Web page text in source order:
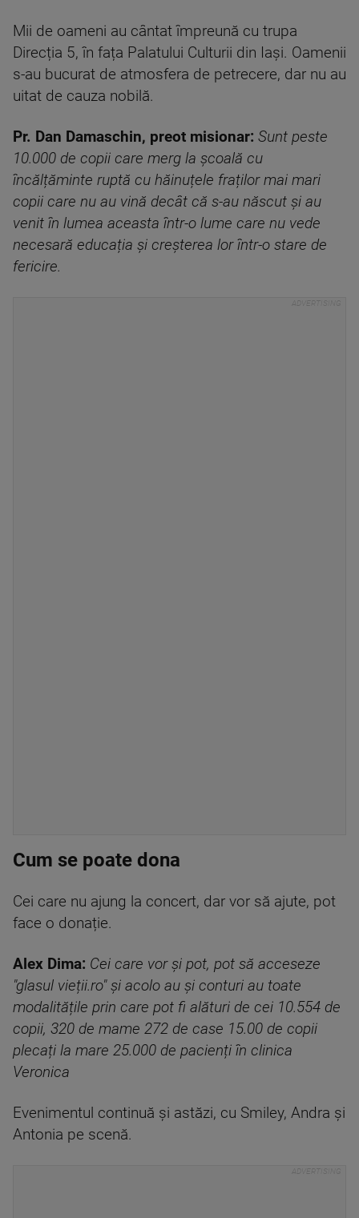
Mii de oameni au cântat împreună cu trupa
Direcția 5, în fața Palatului Culturii din Iași. Oamenii
s-au bucurat de atmosfera de petrecere, dar nu au
uitat de cauza nobilă.
Pr. Dan Damaschin, preot misionar: Sunt peste
10.000 de copii care merg la școală cu
încălțăminte ruptă cu hăinuțele fraților mai mari
copii care nu au vină decât că s-au născut și au
venit în lumea aceasta într-o lume care nu vede
necesară educația și creșterea lor într-o stare de
fericire.
Cum se poate dona
Cei care nu ajung la concert, dar vor să ajute, pot
face o donație.
Alex Dima: Cei care vor și pot, pot să acceseze
"glasul vieții.ro" și acolo au și conturi au toate
modalitățile prin care pot fi alături de cei 10.554 de
copii, 320 de mame 272 de case 15.00 de copii
plecați la mare 25.000 de pacienți în clinica
Veronica
Evenimentul continuă și astăzi, cu Smiley, Andra și
Antonia pe scenă.